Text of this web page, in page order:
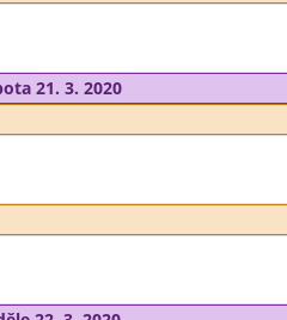
21. 3. 2020